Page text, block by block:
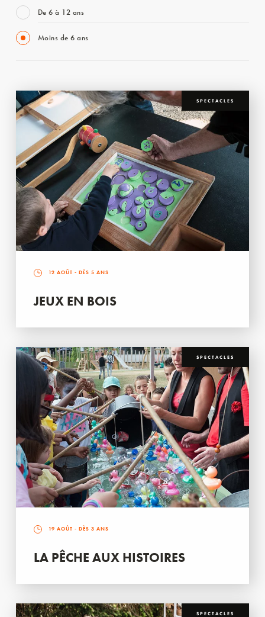
De 6 à 12 ans
Moins de 6 ans
SPECTACLES
12 AOÛT - DÈS 5 ANS
JEUX EN BOIS
SPECTACLES
19 AOÛT - DÈS 3 ANS
LA PÊCHE AUX HISTOIRES
SPECTACLES